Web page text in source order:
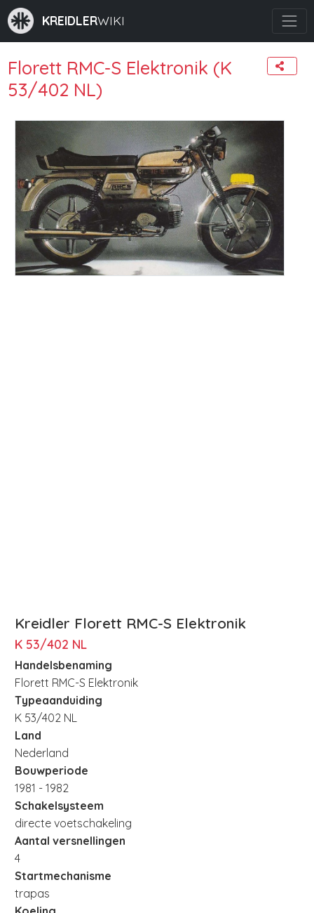
KREIDLERWIKI
Florett RMC-S Elektronik (K
53/402 NL)
Kreidler Florett RMC-S Elektronik
K 53/402 NL
Handelsbenaming
Florett RMC-S Elektronik
Typeaanduiding
K 53/402 NL
Land
Nederland
Bouwperiode
1981 - 1982
Schakelsysteem
directe voetschakeling
Aantal versnellingen
4
Startmechanisme
trapas